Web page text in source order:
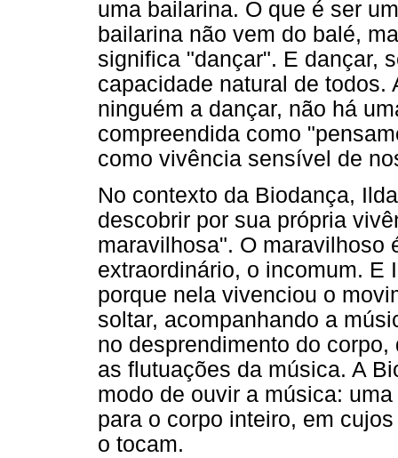
uma bailarina. O que é ser
bailarina não vem do balé,
significa "dançar". E dançar,
capacidade natural de
ninguém a dançar, não há
compreendida como
como vivência sensível de
No contexto da Biodança,
descobrir por sua própria
maravilhosa". O maravilhoso
extraordinário, o incomum. E
porque nela vivenciou o
soltar, acompanhando a
no desprendimento do
as flutuações da música. A
modo de ouvir a música:
para o corpo inteiro, em
o tocam.